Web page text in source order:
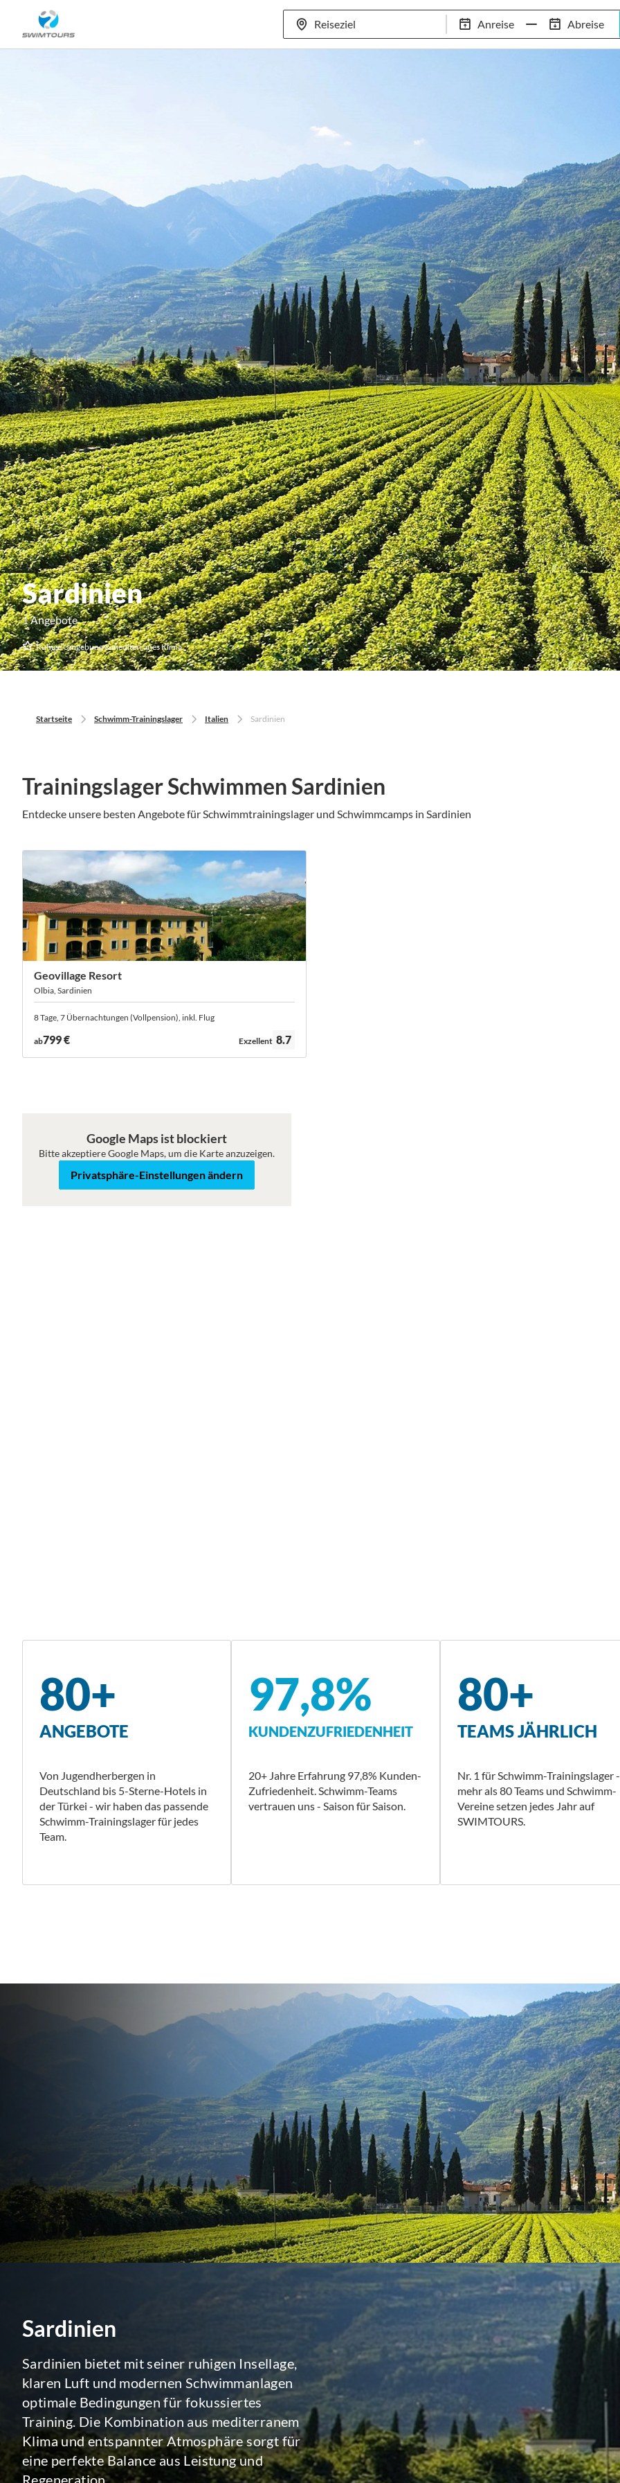
Anreise Abreise
Mehr als 80 Standorte 97,8% Weiterempfehlungsrate 20+ Jahre
Sardinien
1 Angebote
Ruhige Umgebung & mediterranes Klima
Startseite Schwimm-Trainingslager Italien Sardinien
Trainingslager Schwimmen Sardinien
Entdecke unsere besten Angebote für Schwimmtrainingslager und Schwimmcamps in Sardinien
Geovillage Resort
Olbia, Sardinien
8 Tage, 7 Übernachtungen (Vollpension), inkl. Flug
ab799 € Bewertung:
Exzellent 8.7
Karte Satellit
Google Maps ist blockiert
Bitte akzeptiere Google Maps, um die Karte anzuzeigen.
Privatsphäre-Einstellungen ändern
80+
ANGEBOTE
Von Jugendherbergen in
Deutschland bis 5-Sterne-Hotels in
der Türkei - wir haben das passende
Schwimm-Trainingslager für jedes
Team.
97,8%
KUNDENZUFRIEDENHEIT
20+ Jahre Erfahrung 97,8% Kunden-
Zufriedenheit. Schwimm-Teams
vertrauen uns - Saison für Saison.
80+
TEAMS JÄHRLICH
Nr. 1 für Schwimm-Trainingslager -
mehr als 80 Teams und Schwimm-
Vereine setzen jedes Jahr auf
SWIMTOURS.
Sardinien
Sardinien bietet mit seiner ruhigen Insellage,
klaren Luft und modernen Schwimmanlagen
optimale Bedingungen für fokussiertes
Training. Die Kombination aus mediterranem
Klima und entspannter Atmosphäre sorgt für
eine perfekte Balance aus Leistung und
Regeneration.